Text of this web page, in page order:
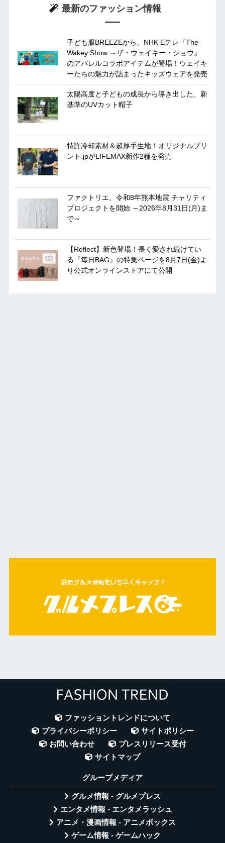
最新のファッション情報
子ども服BREEZEから、NHK Eテレ『The
Wakey Show ～ザ・ウェイキー・ショウ』
のアパレルコラボアイテムが登場！ウェイキ
ーたちの魅力が詰まったキッズウェアを発売
太陽高度と子どもの成長から導き出した、新
基準のUVカット帽子
特許冷却素材＆超厚手生地！オリジナルプリ
ント.jpがLIFEMAX新作2種を発売
ファクトリエ、令和8年熊本地震 チャリティ
プロジェクトを開始 ～2026年8月31日(月)ま
で～
【Reflect】新色登場！長く愛され続けてい
る『毎日BAG』の特集ページを8月7日(金)よ
り公式オンラインストアにて公開
ファッショントレンドについて
プライバシーポリシー
サイトポリシー
お問い合わせ
プレスリリース受付
サイトマップ
グループメディア
グルメ情報 - グルメプレス
エンタメ情報 - エンタメラッシュ
アニメ・漫画情報 - アニメボックス
ゲーム情報 - ゲームハック